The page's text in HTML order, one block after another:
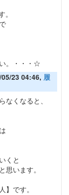
。・・・☆
23 04:46, 履
くなると、
くと
思います。
】です。